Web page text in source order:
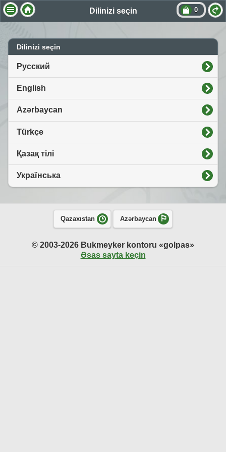
Dilinizi seçin 0
Dilinizi seçin
Русский
English
Azərbaycan
Türkçe
Қазақ тілі
Українська
Qazaxıstan Azərbaycan
© 2003-2026 Bukmeyker kontoru «golpas»
Əsas sayta keçin